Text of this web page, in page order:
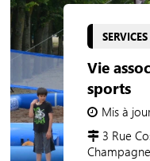
SERVICES
Vie
sports
Mis à
3 Rue